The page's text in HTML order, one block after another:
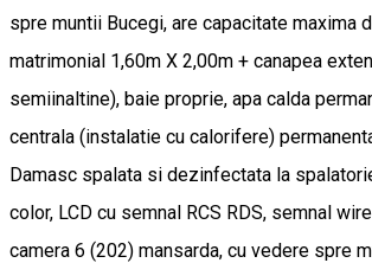
spre muntii Bucegi, are capacitate maxima
matrimonial 1,60m X 2,00m + canapea
semiinaltine), baie proprie, apa calda
centrala (instalatie cu calorifere)
Damasc spalata si dezinfectata la
color, LCD cu semnal RCS RDS, semnal
camera 6 (202) mansarda, cu vedere spre